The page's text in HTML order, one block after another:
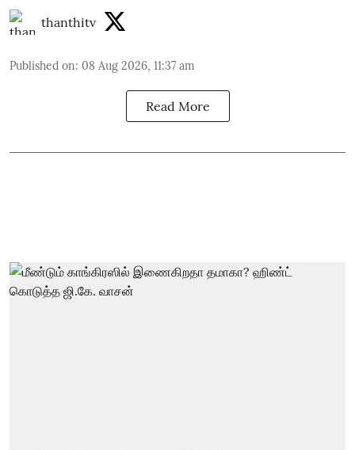
thanthitv
Published on: 08 Aug 2026, 11:37 am
Read More